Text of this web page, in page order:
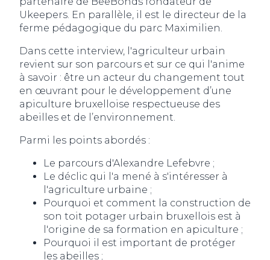
Ukeepers. En parallèle, il est le directeur de la
ferme pédagogique du parc Maximilien.
Dans cette interview, l'agriculteur urbain
revient sur son parcours et sur ce qui l'anime
à savoir : être un acteur du changement tout
en œuvrant pour le développement d’une
apiculture bruxelloise respectueuse des
abeilles et de l’environnement.
Parmi les points abordés :
Le parcours d'Alexandre Lefebvre ;
Le déclic qui l'a mené à s'intéresser à
l'agriculture urbaine ;
Pourquoi et comment la construction de
son toit potager urbain bruxellois est à
l'origine de sa formation en apiculture ;
Pourquoi il est important de protéger
les abeilles ;